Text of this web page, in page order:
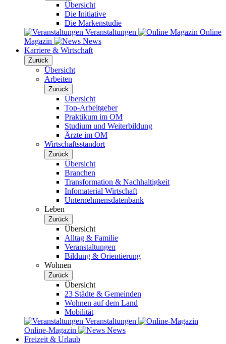
Übersicht
Die Initiative
Die Markenstudie
Veranstaltungen
Online
Magazin
News
Karriere & Wirtschaft
Zurück
Übersicht
Arbeiten
Zurück
Übersicht
Top-Arbeitgeber
Praktikum im OM
Studium und Weiterbildung
Ärzte im OM
Wirtschaftsstandort
Zurück
Übersicht
Branchen
Transformation & Nachhaltigkeit
Infomaterial Wirtschaft
Unternehmensdatenbank
Leben
Zurück
Übersicht
Alltag & Familie
Veranstaltungen
Bildung & Orientierung
Wohnen
Zurück
Übersicht
23 Städte & Gemeinden
Wohnen auf dem Land
Mobilität
Veranstaltungen
Online-Magazin
News
Freizeit & Urlaub